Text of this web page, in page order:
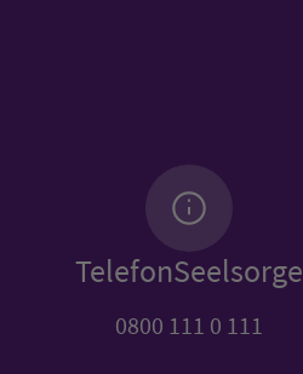
TelefonSeelsorge
0800 111 0 111